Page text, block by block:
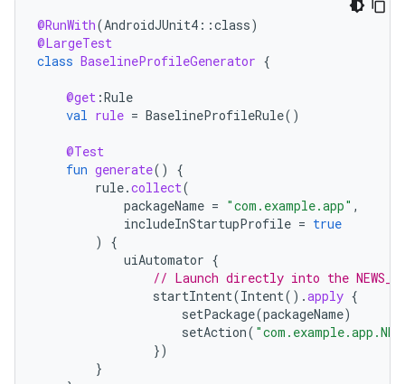
@RunWith(AndroidJUnit4 ::class)
@LargeTest
class BaselineProfileGenerator {
@get :Rule
val rule = BaselineProfileRule()
@Test
fun generate()
{
rule.collect(
packageName = "com.example.app" ,
includeInStartupProfile = true
)
{
uiAutomator {
// Launch directly into the
startIntent(Intent().apply {
setPackage(packageName)
setAction(
})
}